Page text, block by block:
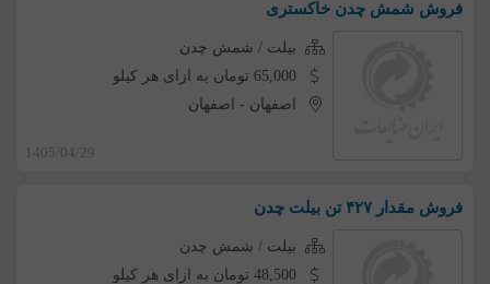
فروش شمش چدن خاکستری
بیلت / شمش چدن
65,000 تومان به ازای هر کیلو
اصفهان - اصفهان
1405/04/29
فروش مقدار ۴۲۷ تن بیلت چدن
بیلت / شمش چدن
48,500 تومان به ازای هر کیلو